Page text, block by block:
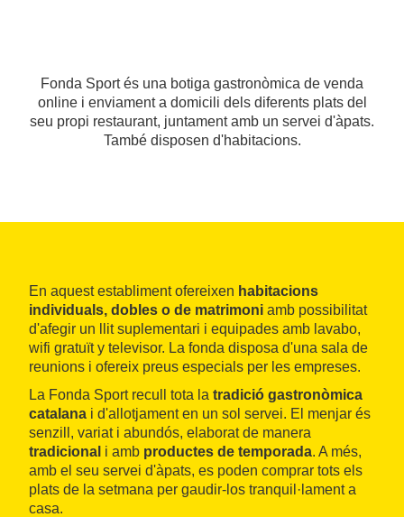
Fonda Sport és una botiga gastronòmica de venda
online i enviament a domicili dels diferents plats del
seu propi restaurant, juntament amb un servei d'àpats.
També disposen d'habitacions.
En aquest establiment ofereixen habitacions
individuals, dobles o de matrimoni amb possibilitat
d'afegir un llit suplementari i equipades amb lavabo,
wifi gratuït y televisor. La fonda disposa d'una sala de
reunions i ofereix preus especials per les empreses.
La Fonda Sport recull tota la tradició gastronòmica
catalana i d'allotjament en un sol servei. El menjar és
senzill, variat i abundós, elaborat de manera
tradicional i amb productes de temporada. A més,
amb el seu servei d'àpats, es poden comprar tots els
plats de la setmana per gaudir-los tranquil·lament a
casa.